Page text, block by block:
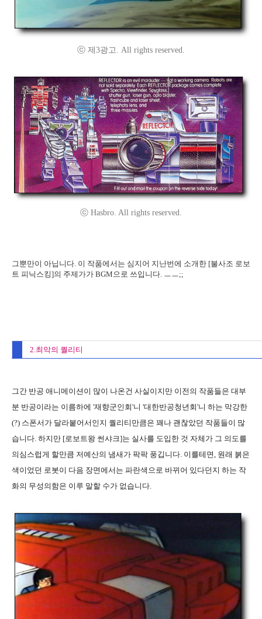
ⓒ 제3광고. All rights reserved.
ⓒ Hasbro. All rights reserved.
그뿐만이 아닙니다. 이 작품에서는 심지어 지난번에 소개한 [불사조 로보
트 피닉스킹]의 주제가가 BGM으로 쓰입니다. ㅡㅡ;;
2.최악의 퀄리티
그간 반공 애니메이션이 많이 나온건 사실이지만 이전의 작품들은 대부
분 반공이라는 이름하에 '재향군인회'니 '대한반공청년회'니 하는 막강한
(?) 스폰서가 달라붙어서인지 퀄리티만큼은 꽤나 괜찮았던 작품들이 많
습니다. 하지만 [로보트왕 썬샤크]는 실사를 도입한 것 자체가 그 의도를
의심스럽게 할만큼 저예산의 냄새가 팍팍 풍깁니다. 이를테면, 원래 붉은
색이었던 로봇이 다음 장면에서는 파란색으로 바뀌어 있다던지 하는 작
화의 무성의함은 이루 말할 수가 없습니다.